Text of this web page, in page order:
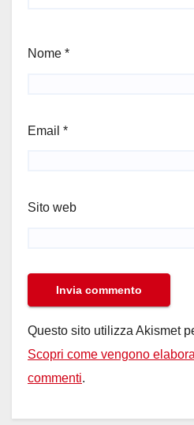
Nome *
Email *
Sito web
Questo sito utilizza Akismet
Scopri come vengono
commenti.